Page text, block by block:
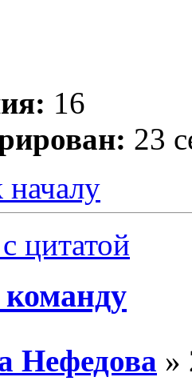
16
23
началу
цитатой
Нефедова »